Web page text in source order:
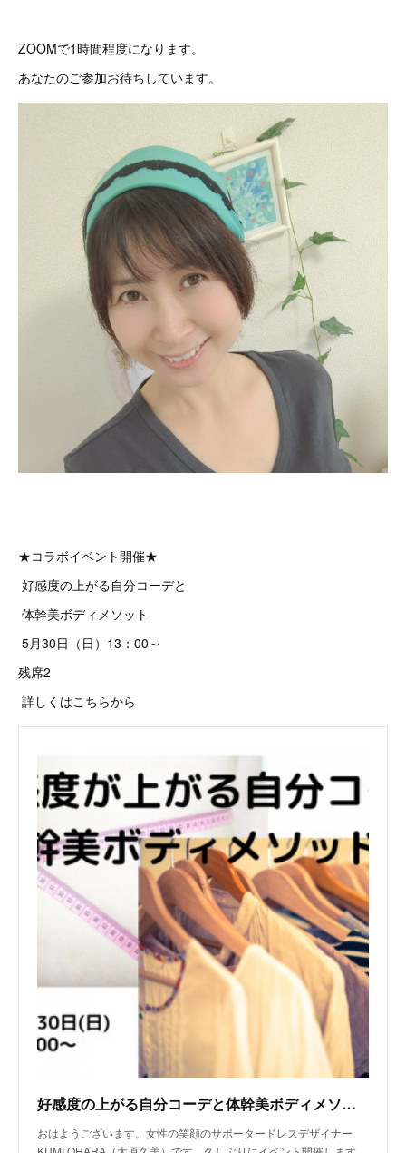
ZOOMで1時間程度になります。
あなたのご参加お待ちしています。
★コラボイベント開催★
好感度の上がる自分コーデと
体幹美ボディメソット
5月30日（日）13：00～
残席2
詳しくはこちらから
好感度の上がる自分コーデと体幹美ボディメソット
おはようございます。女性の笑顔のサポータードレスデザイナー